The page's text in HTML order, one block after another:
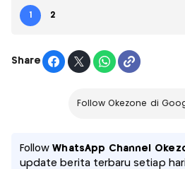
1 2
Share
Follow Okezone di
FollowWhatsApp Channel
update berita terbaru setiap hari